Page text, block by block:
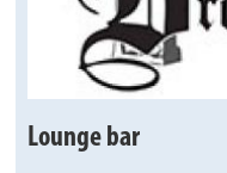
Lounge bar